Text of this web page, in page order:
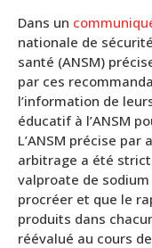
Dans un
nationale de
santé (ANSM)
par ces
l’information de
éducatif à l’ANSM
L’ANSM précise
arbitrage a été
valproate de
procréer et que le
produits dans
réévalué au cours